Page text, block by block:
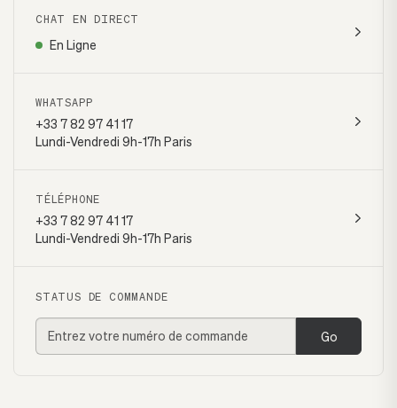
CHAT EN DIRECT
En Ligne
WHATSAPP
+33 7 82 97 41 17
Lundi-Vendredi 9h-17h Paris
TÉLÉPHONE
+33 7 82 97 41 17
Lundi-Vendredi 9h-17h Paris
STATUS DE COMMANDE
Go